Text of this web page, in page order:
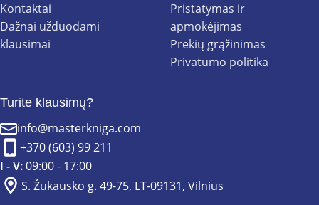
Kontaktai
Dažnai užduodami
klausimai
Pristatymas ir
apmokėjimas
Prekių grąžinimas
Privatumo politika
Turite klausimų?
info@masterkniga.com
+370 (603) 99 211
I - V:09:00 - 17:00
S. Žukausko g. 49-75, LT-09131, Vilnius